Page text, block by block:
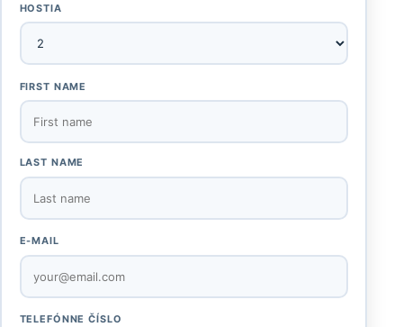
HOSTIA
FIRST NAME
LAST NAME
E-MAIL
TELEFÓNNE ČÍSLO